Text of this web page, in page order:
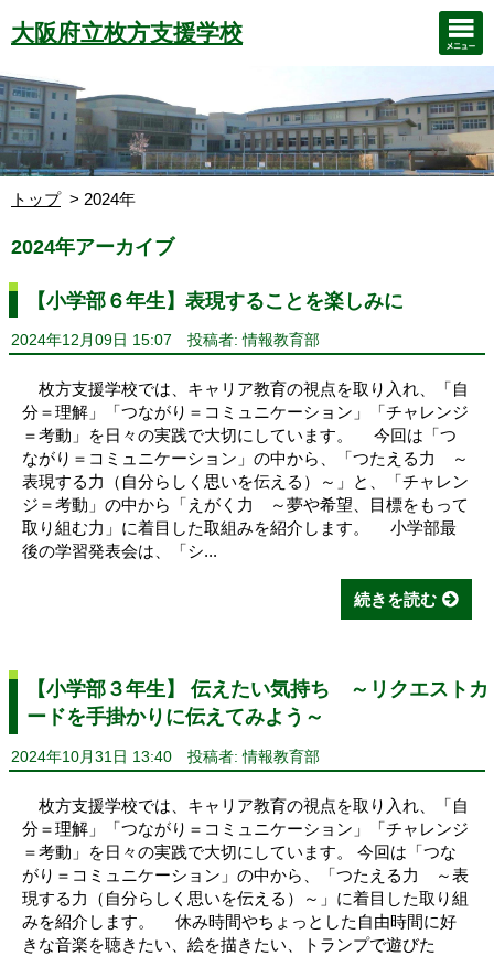
大阪府立枚方支援学校
トップ 2024年
2024年アーカイブ
【小学部６年生】表現することを楽しみに
2024年12月09日 15:07 投稿者: 情報教育部
枚方支援学校では、キャリア教育の視点を取り入れ、「自
分＝理解」「つながり＝コミュニケーション」「チャレンジ
＝考動」を日々の実践で大切にしています。 今回は「つ
ながり＝コミュニケーション」の中から、「つたえる力 ～
表現する力（自分らしく思いを伝える）～」と、「チャレン
ジ＝考動」の中から「えがく力 ～夢や希望、目標をもって
取り組む力」に着目した取組みを紹介します。 小学部最
後の学習発表会は、「シ...
続きを読む
【小学部３年生】 伝えたい気持ち ～リクエストカ
ードを手掛かりに伝えてみよう～
2024年10月31日 13:40 投稿者: 情報教育部
枚方支援学校では、キャリア教育の視点を取り入れ、「自
分＝理解」「つながり＝コミュニケーション」「チャレンジ
＝考動」を日々の実践で大切にしています。 今回は「つな
がり＝コミュニケーション」の中から、「つたえる力 ～表
現する力（自分らしく思いを伝える）～」に着目した取り組
みを紹介します。 休み時間やちょっとした自由時間に好
きな音楽を聴きたい、絵を描きたい、トランプで遊びた